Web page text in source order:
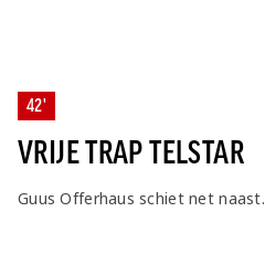
42'
VRIJE TRAP TELSTAR
Guus Offerhaus schiet net naast.